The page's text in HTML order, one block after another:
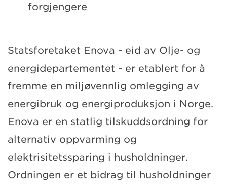
forgjengere
Statsforetaket Enova - eid av Olje- og
energidepartementet - er etablert for å
fremme en miljøvennlig omlegging av
energibruk og energiproduksjon i Norge.
Enova er en statlig tilskuddsordning for
alternativ oppvarming og
elektrisitetssparing i husholdninger.
Ordningen er et bidrag til husholdninger